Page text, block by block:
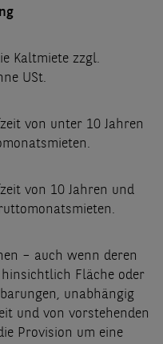
Kaltmiete zzgl.
USt.
von unter 10 Jahren
von 10 Jahren und
– auch wenn deren
Fläche oder
unabhängig
und von vorstehenden
Provision um eine